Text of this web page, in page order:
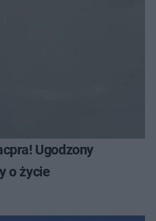
Ugodzony
o życie